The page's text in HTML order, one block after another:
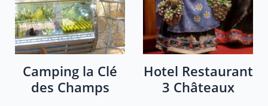
Camping la Clé
des Champs
Hotel Restaurant
3 Châteaux